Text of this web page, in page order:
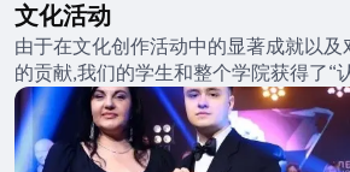
文化活动
由于在文化创作活动中的显著成就以
的贡献,我们的学生和整个学院获得了“认